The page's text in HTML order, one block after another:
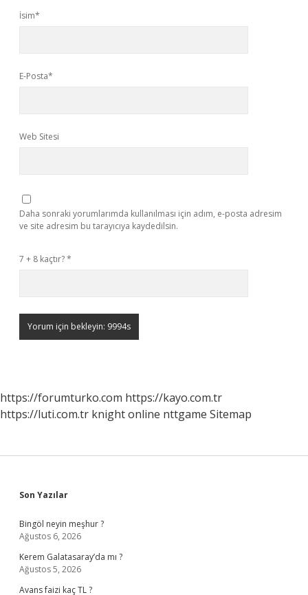
İsim*
E-Posta*
Web Sitesi
Daha sonraki yorumlarımda kullanılması için adım, e-posta adresim
ve site adresim bu tarayıcıya kaydedilsin.
7 + 8 kaçtır?*
https://forumturko.com https://kayo.com.tr
https://luti.com.tr knight online nttgame Sitemap
Sidebar
Son Yazılar
Bingöl neyin meşhur ?
Ağustos 6, 2026
Kerem Galatasaray’da mı ?
Ağustos 5, 2026
Avans faizi kaç TL ?